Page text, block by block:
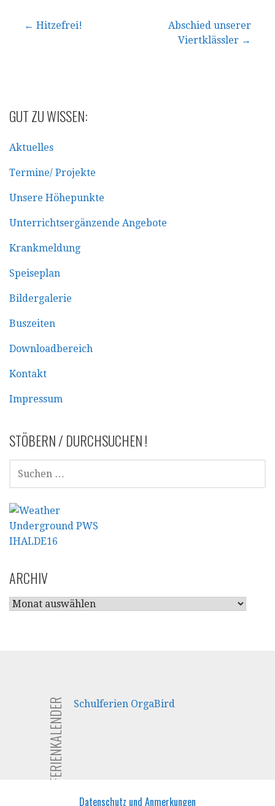
Beitragsnavigation
← Hitzefrei!
Abschied unserer
Viertklässler →
GUT ZU WISSEN:
Aktuelles
Termine/ Projekte
Unsere Höhepunkte
Unterrichtsergänzende Angebote
Krankmeldung
Speiseplan
Bildergalerie
Buszeiten
Downloadbereich
Kontakt
Impressum
STÖBERN / DURCHSUCHEN !
SUCHEN
NACH:
ARCHIV
ARCHIV
FERIENKALENDER Schulferien OrgaBird
Datenschutz und Anmerkungen